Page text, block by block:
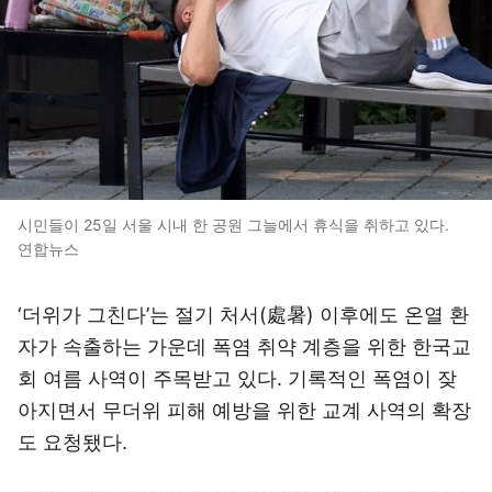
시민들이 25일 서울 시내 한 공원 그늘에서 휴식을 취하고 있다.
연합뉴스
‘더위가 그친다’는 절기 처서(處暑) 이후에도 온열 환
자가 속출하는 가운데 폭염 취약 계층을 위한 한국교
회 여름 사역이 주목받고 있다. 기록적인 폭염이 잦
아지면서 무더위 피해 예방을 위한 교계 사역의 확장
도 요청됐다.